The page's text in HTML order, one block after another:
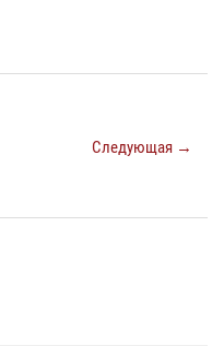
Следующая →